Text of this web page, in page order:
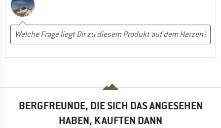
BERGFREUNDE, DIE SICH DAS ANGESEHEN
HABEN, KAUFTEN DANN